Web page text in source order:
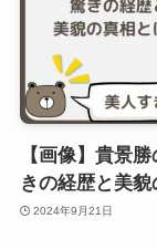
【画像】貴景
きの経歴と美
2024年9月21日